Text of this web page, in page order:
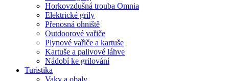
Horkovzdušná trouba Omnia
Elektrické grily
Přenosná ohniště
Outdoorové vařiče
Plynové vařiče a kartuše
Kartuše a palivové láhve
Nádobí ke grilování
Turistika
Vaky a obaly